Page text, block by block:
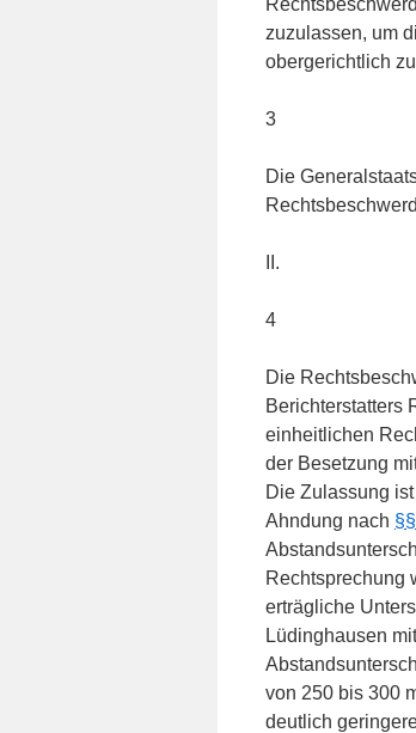
zuzulassen, um
obergerichtlich
3
Die
II.
4
Die
Berichterstatters
einheitlichen
der Besetzung
Die Zulassung
Ahndung nach
Rechtsprechung
erträgliche
Lüdinghausen
von 250 bis 300
deutlich